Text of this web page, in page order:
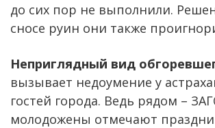
до сих пор не выполнили.
сносе руин они также
Неприглядный вид
вызывает недоумение у
гостей города. Ведь рядом –
молодожены отмечают